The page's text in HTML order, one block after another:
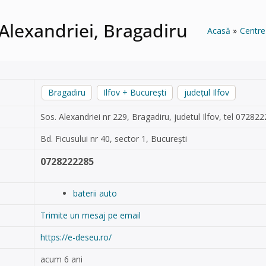
Bragadiru Acasă
Bragadiru Ilfov + București județul Ilfov
Sos. Alexandriei nr 229, Bragadiru, judetul Ilfov, tel
Bd. Ficusului nr 40, sector 1, București
0728222285
baterii auto
Trimite un mesaj pe email
https://e-deseu.ro/
acum 6 ani